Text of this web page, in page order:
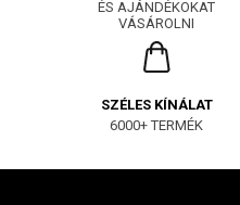
ÉS AJÁNDÉKOKAT
VÁSÁROLNI
SZÉLES KÍNÁLAT
6000+ TERMÉK